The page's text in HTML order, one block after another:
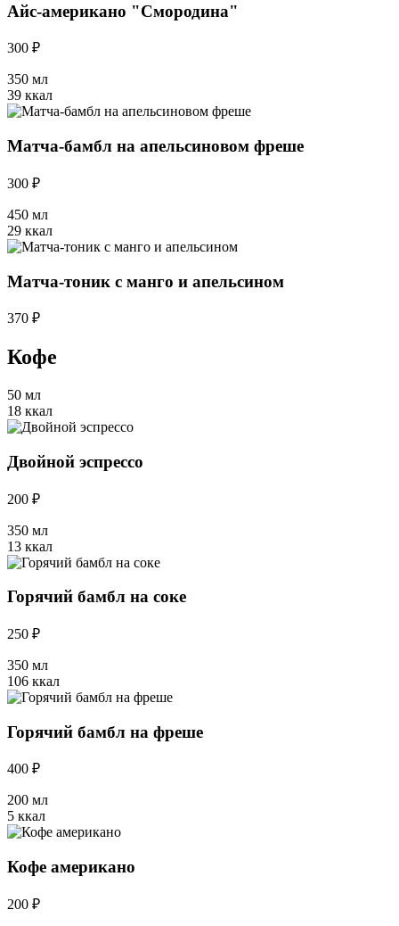
Айс-американо "Смородина"
300 ₽
350 мл
39 ккал
Матча-бамбл на апельсиновом фреше
300 ₽
450 мл
29 ккал
Матча-тоник с манго и апельсином
370 ₽
Кофе
50 мл
18 ккал
Двойной эспрессо
200 ₽
350 мл
13 ккал
Горячий бамбл на соке
250 ₽
350 мл
106 ккал
Горячий бамбл на фреше
400 ₽
200 мл
5 ккал
Кофе американо
200 ₽